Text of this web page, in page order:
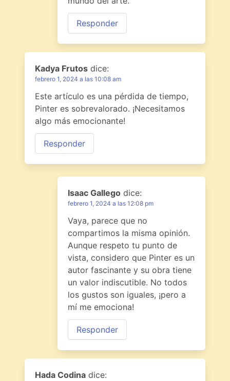
Responder
Kadya Frutos dice:
febrero 1, 2024 a las 10:08 am
Este artículo es una pérdida de tiempo,
Pinter es sobrevalorado. ¡Necesitamos
algo más emocionante!
Responder
Isaac Gallego dice:
febrero 1, 2024 a las 12:08 pm
Vaya, parece que no
compartimos la misma opinión.
Aunque respeto tu punto de
vista, considero que Pinter es un
autor fascinante y su obra tiene
un valor indiscutible. No todos
los gustos son iguales, ¡pero a
mí me emociona!
Responder
Hada Codina dice: